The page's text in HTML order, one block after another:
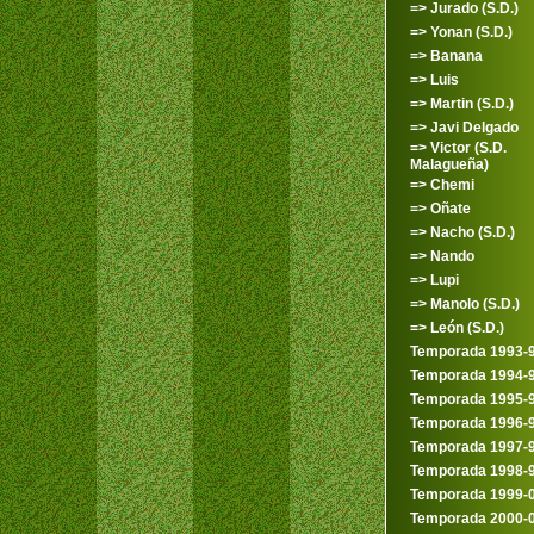
=> Jurado (S.D.)
=> Yonan (S.D.)
=> Banana
=> Luis
=> Martin (S.D.)
=> Javi Delgado
=> Victor (S.D.
Malagueña)
=> Chemi
=> Oñate
=> Nacho (S.D.)
=> Nando
=> Lupi
=> Manolo (S.D.)
=> León (S.D.)
Temporada 1993-
Temporada 1994-
Temporada 1995-
Temporada 1996-
Temporada 1997-
Temporada 1998-
Temporada 1999-
Temporada 2000-